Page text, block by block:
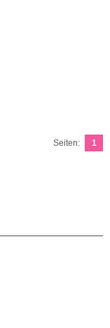
Seiten: 1